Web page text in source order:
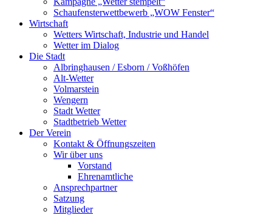
Schaufensterwettbewerb „WOW Fenster“
Wirtschaft
Wetters Wirtschaft, Industrie und Handel
Wetter im Dialog
Die Stadt
Albringhausen / Esborn / Voßhöfen
Alt-Wetter​
Volmarstein
Wengern
Stadt Wetter
Stadtbetrieb Wetter
Der Verein
Kontakt & Öffnungszeiten
Wir über uns
Vorstand
Ehrenamtliche
Ansprechpartner
Satzung
Mitglieder